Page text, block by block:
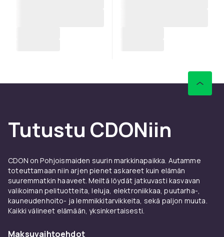
Tutustu CDONiin
CDON on Pohjoismaiden suurin markkinapaikka. Autamme
toteuttamaan niin arjen pienet askareet kuin elämän
suuremmatkin haaveet. Meiltä löydät jatkuvasti kasvavan
valikoiman pelituotteita, leluja, elektroniikkaa, puutarha-,
kauneudenhoito- ja lemmikkitarvikkeita, sekä paljon muuta.
Kaikki välineet elämään, yksinkertaisesti.
Maksuvaihtoehdot